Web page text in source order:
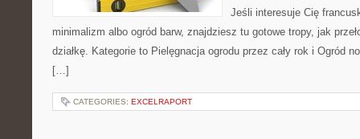
Jeśli interesuje Cię
minimalizm albo ogród barw, znajdziesz tu gotowe tropy, jak
działkę. Kategorie to Pielęgnacja ogrodu przez cały rok i Ogród
[…]
CATEGORIES: EXCELRAPORT